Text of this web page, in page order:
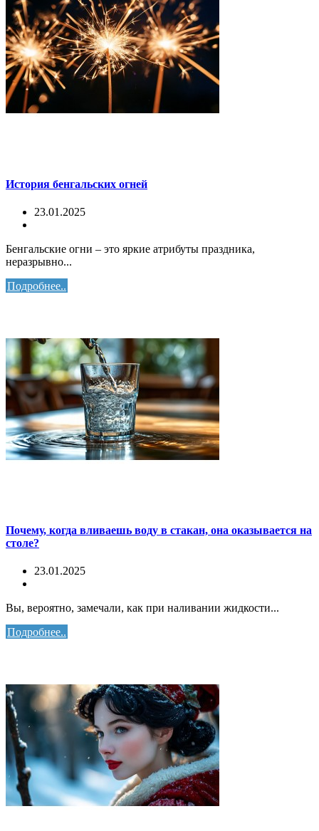
История бенгальских огней
23.01.2025
Бенгальские огни – это яркие атрибуты праздника,
неразрывно...
Подробнее..
Почему, когда вливаешь воду в стакан, она оказывается на
столе?
23.01.2025
Вы, вероятно, замечали, как при наливании жидкости...
Подробнее..